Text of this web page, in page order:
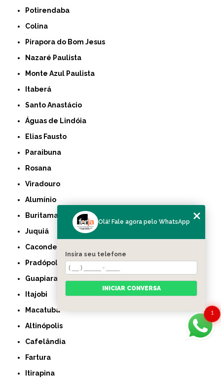
Potirendaba
Colina
Pirapora do Bom Jesus
Nazaré Paulista
Monte Azul Paulista
Itaberá
Santo Anastácio
Águas de Lindóia
Elias Fausto
Paraibuna
Rosana
Viradouro
Alumínio
Buritama
Juquiá
Caconde
Pradópolis
Guapiara
Itajobi
Macatuba
Altinópolis
Cafelândia
Fartura
Itirapina
1
Olá! Fale agora pelo WhatsApp
Insira seu telefone
INICIAR CONVERSA